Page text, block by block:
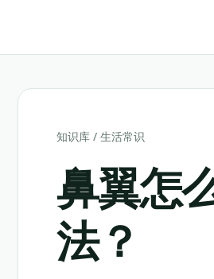
知识库 / 生活常识
鼻翼怎
法？